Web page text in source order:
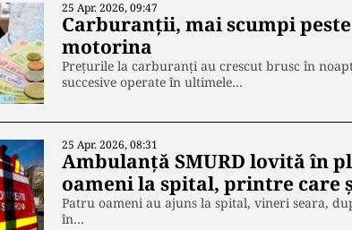
25 Apr. 2026, 09:47
Carburanții, mai scumpi
motorina
Prețurile la carburanți au crescut brusc în
succesive operate în ultimele…
25 Apr. 2026, 08:31
Ambulanță SMURD lovită în
oameni la spital, printre care
Patru oameni au ajuns la spital, vineri seara,
în…